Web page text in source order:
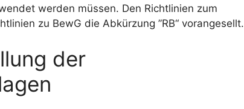
werden müssen. Den Richtlinien zum
zu BewG die Abkürzung ”RB“ vorangesellt.
der